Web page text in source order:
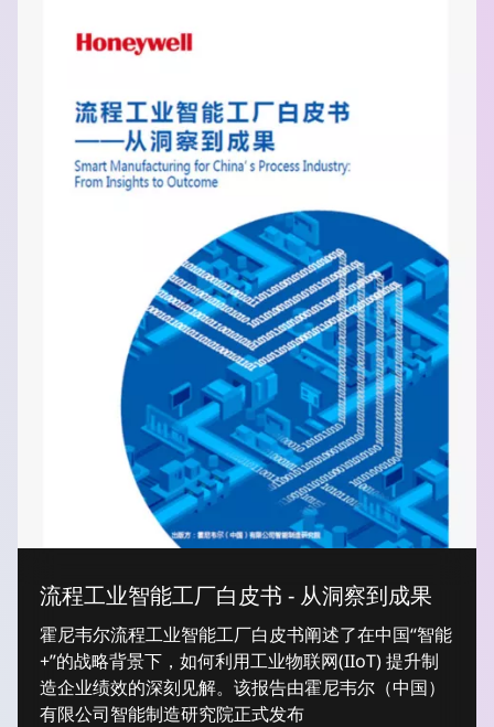
流程工业智能工厂白皮书 - 从洞察到成果
霍尼韦尔流程工业智能工厂白皮书阐述了在中国“智能
+”的战略背景下，如何利用工业物联网(IIoT) 提升制
造企业绩效的深刻见解。该报告由霍尼韦尔（中国）
有限公司智能制造研究院正式发布